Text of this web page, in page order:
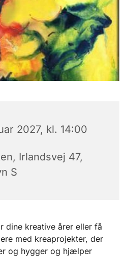
2027, kl. 14:00
Irlandsvej 47,
S
dine kreative årer eller få
med kreaprojekter, der
og hygger og hjælper